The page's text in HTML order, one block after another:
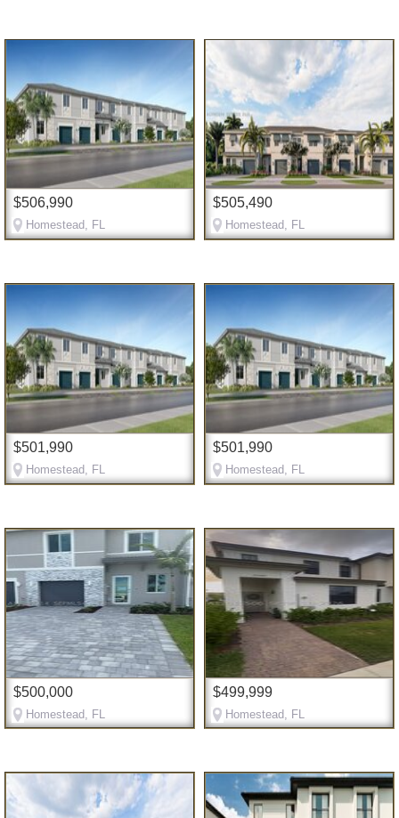
$506,990
Homestead, FL
$505,490
Homestead, FL
$501,990
Homestead, FL
$501,990
Homestead, FL
$500,000
Homestead, FL
$499,999
Homestead, FL